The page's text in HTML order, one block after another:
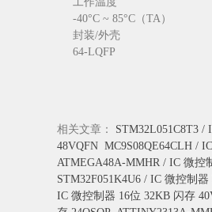
-40°C ~ 85°C（TA）
封装/外壳
64-LQFP
相关文章： STM32L051C8T3 /
48VQFN MC9S08QE64CLH /
ATMEGA48A-MMHR / IC 微控
STM32F051K4U6 / IC 微控制
IC 微控制器 16位 32KB 闪存